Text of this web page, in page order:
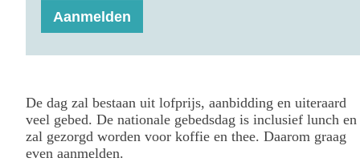
De dag zal bestaan uit lofprijs, aanbidding en uiteraard
veel gebed. De nationale gebedsdag is inclusief lunch en
zal gezorgd worden voor koffie en thee. Daarom graag
even aanmelden.
Aanmelden